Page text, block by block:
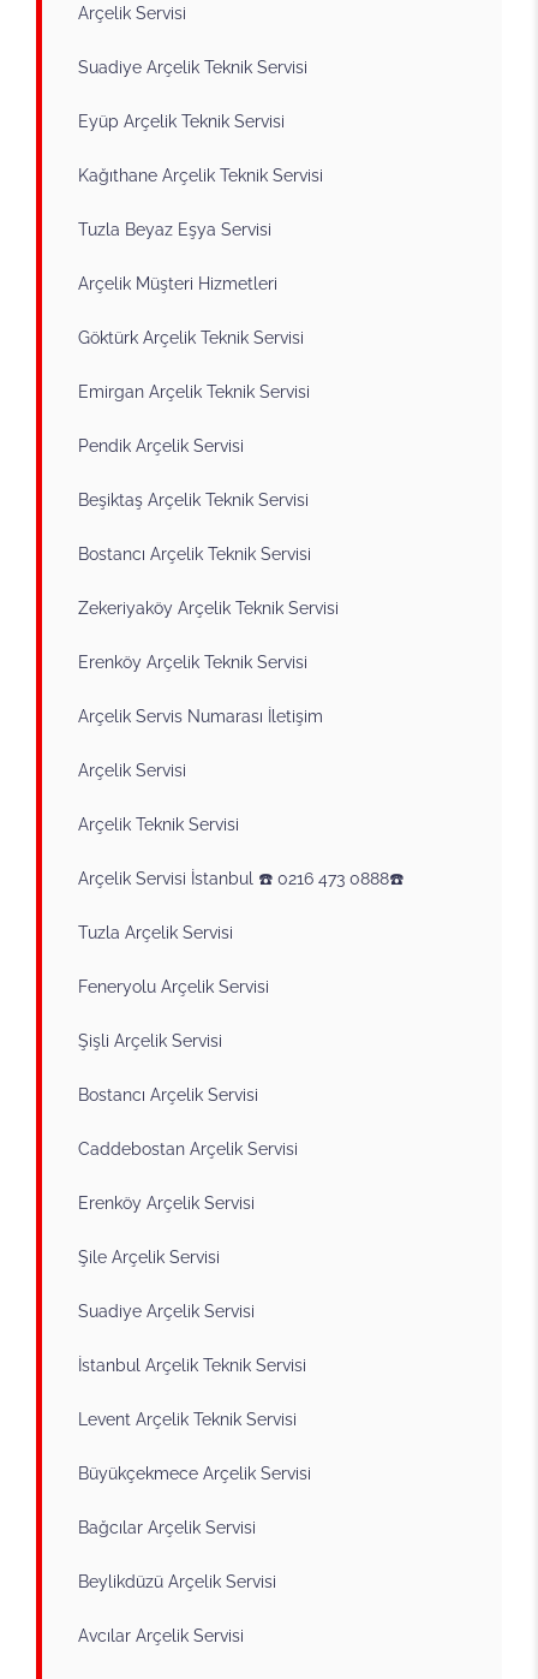
Arçelik Servisi
Suadiye Arçelik Teknik Servisi
Eyüp Arçelik Teknik Servisi
Kağıthane Arçelik Teknik Servisi
Tuzla Beyaz Eşya Servisi
Arçelik Müşteri Hizmetleri
Göktürk Arçelik Teknik Servisi
Emirgan Arçelik Teknik Servisi
Pendik Arçelik Servisi
Beşiktaş Arçelik Teknik Servisi
Bostancı Arçelik Teknik Servisi
Zekeriyaköy Arçelik Teknik Servisi
Erenköy Arçelik Teknik Servisi
Arçelik Servis Numarası İletişim
Arçelik Servisi
Arçelik Teknik Servisi
Arçelik Servisi İstanbul ☎️ 0216 473 0888☎️
Tuzla Arçelik Servisi
Feneryolu Arçelik Servisi
Şişli Arçelik Servisi
Bostancı Arçelik Servisi
Caddebostan Arçelik Servisi
Erenköy Arçelik Servisi
Şile Arçelik Servisi
Suadiye Arçelik Servisi
İstanbul Arçelik Teknik Servisi
Levent Arçelik Teknik Servisi
Büyükçekmece Arçelik Servisi
Bağcılar Arçelik Servisi
Beylikdüzü Arçelik Servisi
Avcılar Arçelik Servisi